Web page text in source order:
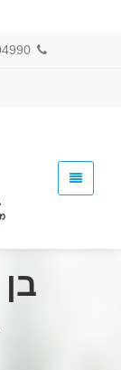
072-3304990